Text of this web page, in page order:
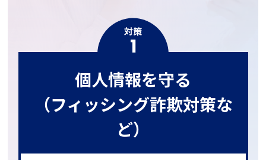
対策
1
個人情報を守る
（フィッシング詐欺対策な
ど）